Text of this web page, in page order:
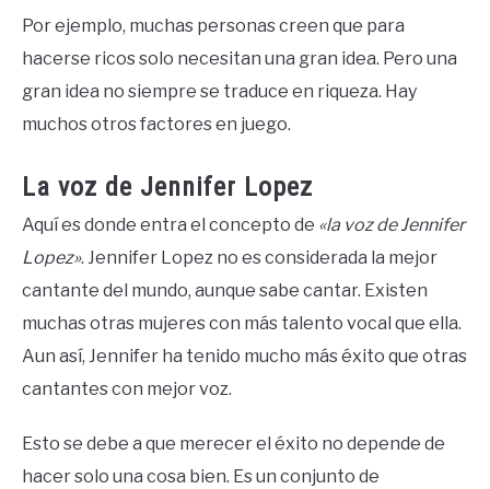
Por ejemplo, muchas personas creen que para
hacerse ricos solo necesitan una gran idea. Pero una
gran idea no siempre se traduce en riqueza. Hay
muchos otros factores en juego.
La voz de Jennifer Lopez
Aquí es donde entra el concepto de «la voz de Jennifer
Lopez». Jennifer Lopez no es considerada la mejor
cantante del mundo, aunque sabe cantar. Existen
muchas otras mujeres con más talento vocal que ella.
Aun así, Jennifer ha tenido mucho más éxito que otras
cantantes con mejor voz.
Esto se debe a que merecer el éxito no depende de
hacer solo una cosa bien. Es un conjunto de